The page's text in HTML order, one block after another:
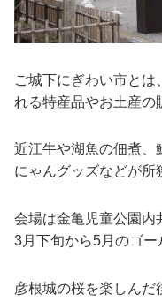
ご城下にぎわい市とは
れる特産品やお土産の
近江牛や湖魚の佃煮、
にゃんグッズなどが所
会場は金亀児童公園内
3月下旬から5月のゴー
彦根城の桜を楽しん